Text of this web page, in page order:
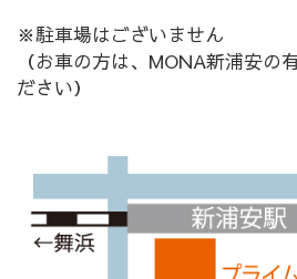
※駐車場はございません
（お車の方は、MONA新浦安の
ださい）